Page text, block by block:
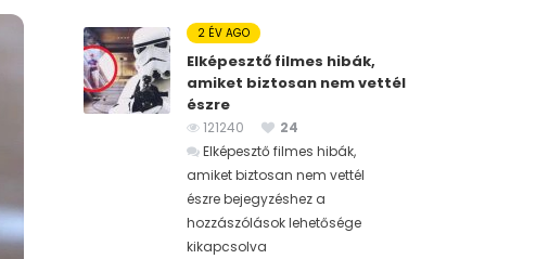
2 ÉV AGO
Elképesztő filmes hibák,
amiket biztosan nem vettél
észre
121240
24
Elképesztő filmes hibák,
amiket biztosan nem vettél
észre bejegyzéshez a
hozzászólások lehetősége
kikapcsolva